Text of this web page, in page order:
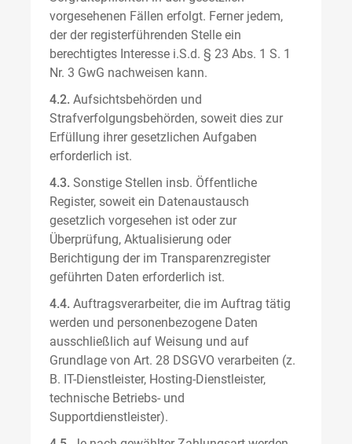
vorgesehenen Fällen erfolgt. Ferner jedem,
der der registerführenden Stelle ein
berechtigtes Interesse i.S.d. § 23 Abs. 1 S. 1
Nr. 3 GwG nachweisen kann.
4.2. Aufsichtsbehörden und
Strafverfolgungsbehörden, soweit dies zur
Erfüllung ihrer gesetzlichen Aufgaben
erforderlich ist.
4.3. Sonstige Stellen insb. Öffentliche
Register, soweit ein Datenaustausch
gesetzlich vorgesehen ist oder zur
Überprüfung, Aktualisierung oder
Berichtigung der im Transparenzregister
geführten Daten erforderlich ist.
4.4. Auftragsverarbeiter, die im Auftrag tätig
werden und personenbezogene Daten
ausschließlich auf Weisung und auf
Grundlage von Art. 28 DSGVO verarbeiten (z.
B. IT-Dienstleister, Hosting-Dienstleister,
technische Betriebs- und
Supportdienstleister).